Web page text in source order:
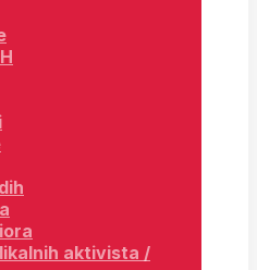
aktivista /